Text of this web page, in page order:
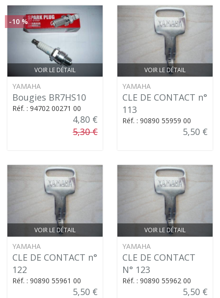
VOIR LE DÉTAIL
-10 %
YAMAHA
Bougies BR7HS10
Réf. : 94702 00271 00
4,80 €
5,30 €
VOIR LE DÉTAIL
YAMAHA
CLE DE CONTACT n°
113
Réf. : 90890 55959 00
5,50 €
VOIR LE DÉTAIL
YAMAHA
CLE DE CONTACT n°
122
Réf. : 90890 55961 00
5,50 €
VOIR LE DÉTAIL
YAMAHA
CLE DE CONTACT
N° 123
Réf. : 90890 55962 00
5,50 €